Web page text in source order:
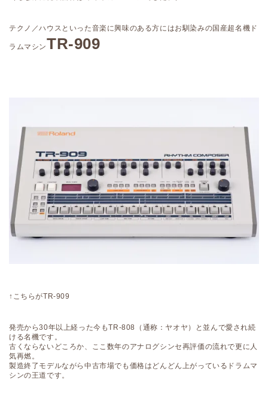
テクノ／ハウスといった音楽に興味のある方にはお馴染みの国産超名機ド
ラムマシンTR-909
↑こちらがTR-909
発売から30年以上経った今もTR-808（通称：ヤオヤ）と並んで愛され続
ける名機です。
古くならないどころか、ここ数年のアナログシンセ再評価の流れで更に人
気再燃。
製造終了モデルながら中古市場でも価格はどんどん上がっているドラムマ
シンの王道です。